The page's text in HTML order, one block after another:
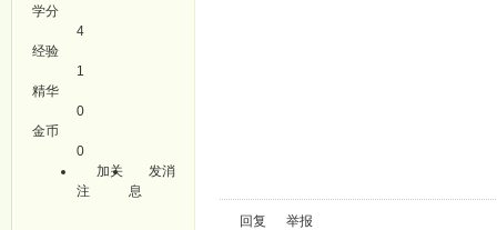
学分
4
经验
1
精华
0
金币
0
加关
注
发消
息
回复 举报